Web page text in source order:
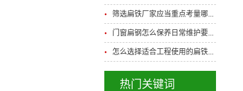
筛选扁铁厂家应当重点考量哪...
门窗扁钢怎么保养日常维护要...
怎么选择适合工程使用的扁铁...
热门关键词